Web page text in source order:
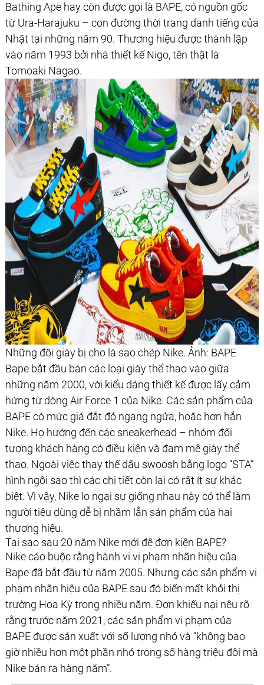
Bathing Ape hay còn được gọi là BAPE, có nguồn gốc
từ Ura-Harajuku – con đường thời trang danh tiếng của
Nhật tại những năm 90. Thương hiệu được thành lập
vào năm 1993 bởi nhà thiết kế Nigo, tên thật là
Tomoaki Nagao.
Những đôi giày bị cho là sao chép Nike. Ảnh: BAPE
Bape bắt đầu bán các loại giày thể thao vào giữa
những năm 2000, với kiểu dáng thiết kế được lấy cảm
hứng từ dòng Air Force 1 của Nike. Các sản phẩm của
BAPE có mức giá đắt đỏ ngang ngửa, hoặc hơn hẳn
Nike. Họ hướng đến các sneakerhead – nhóm đối
tượng khách hàng có điều kiện và đam mê giày thể
thao. Ngoài việc thay thế dấu swoosh bằng logo “STA”
hình ngôi sao thì các chi tiết còn lại có rất ít sự khác
biệt. Vì vậy, Nike lo ngại sự giống nhau này có thể làm
người tiêu dùng dễ bị nhầm lẫn sản phẩm của hai
thương hiệu.
Tại sao sau 20 năm Nike mới đệ đơn kiện BAPE?
Nike cáo buộc rằng hành vi vi phạm nhãn hiệu của
Bape đã bắt đầu từ năm 2005. Nhưng các sản phẩm vi
phạm nhãn hiệu của BAPE sau đó biến mất khỏi thị
trường Hoa Kỳ trong nhiều năm. Đơn khiếu nại nêu rõ
rằng trước năm 2021, các sản phẩm vi phạm của
BAPE được sản xuất với số lượng nhỏ và “không bao
giờ nhiều hơn một phần nhỏ trong số hàng triệu đôi mà
Nike bán ra hàng năm”.